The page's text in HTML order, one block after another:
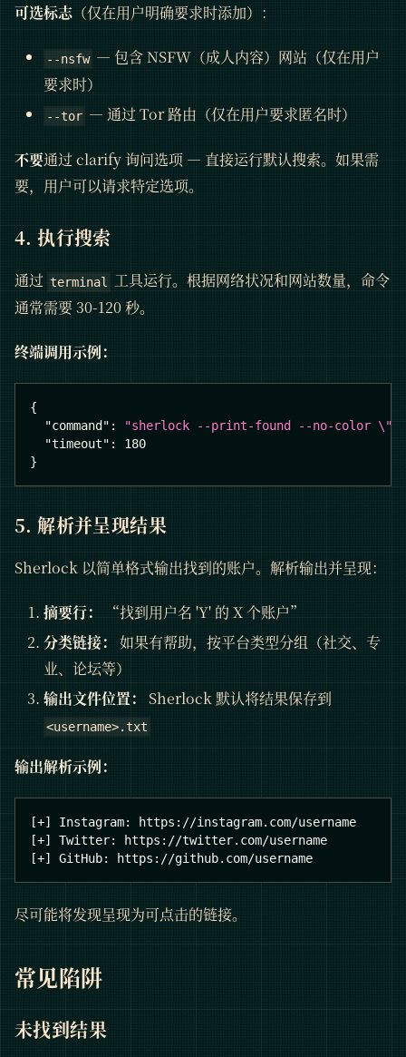
可选标志 （仅在用户明确要求时添加）：
--nsfw — 包含 NSFW（成人内容）网站（仅在用户
要求时）
--tor — 通过 Tor 路由（仅在用户要求匿名时）
不要通过 clarify 询问选项 — 直接运行默认搜索。如果需
要，用户可以请求特定选项。
4. 执行搜索
通过 terminal
工具运行。根据网络状况和网站数量，命令
通常需要 30-120 秒。
终端调用示例：
{
"command" :
"sherlock --print-found --no-color
"timeout" :
180
}
5. 解析并呈现结果
Sherlock 以简单格式输出找到的账户。解析输出并呈现：
摘要行：
“找到用户名 'Y' 的 X 个账户”
分类链接：
如果有帮助，按平台类型分组（社交、专
业、论坛等）
输出文件位置：
Sherlock 默认将结果保存到
<username>.txt
输出解析示例：
[+] Instagram: https://instagram.com/username
[+] Twitter: https://twitter.com/username
[+] GitHub: https://github.com/username
尽可能将发现呈现为可点击的链接。
常见陷阱
未找到结果